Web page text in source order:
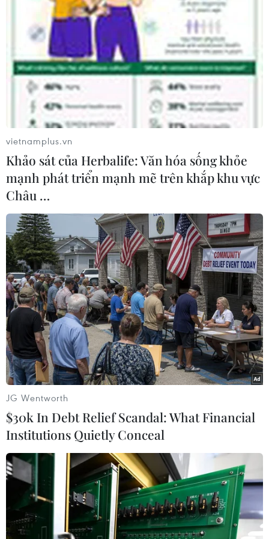
(TTXVN/Vietnam+)
#Dịch Ebola
#Tình hình dịch Ebola ở châu Phi
#phòng chống dịch Ebola
CHDC Congo
Theo dõi VietnamPlus
TIN LIÊN QUAN
vietnamplus.vn
Khảo sát của Herbalife: Văn hóa sống khỏe
mạnh phát triển mạnh mẽ trên khắp khu vực
Châu …
JG Wentworth
$30k In Debt Relief Scandal: What Financial
Institutions Quietly Conceal